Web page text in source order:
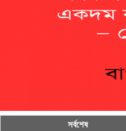
সর্বশেষ